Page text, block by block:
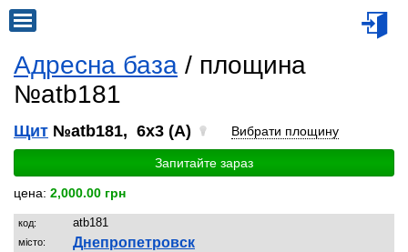
Адресна база / площина
№atb181
Щит №atb181, 6x3 (A) Вибрати площину
Запитайте зараз
цена: 2,000.00 грн
код: atb181
місто: Днепропетровск